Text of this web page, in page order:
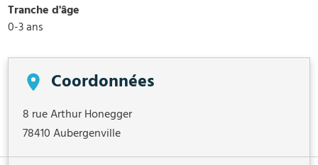
Tranche d'âge
0-3 ans
Coordonnées
8 rue Arthur Honegger
78410Aubergenville